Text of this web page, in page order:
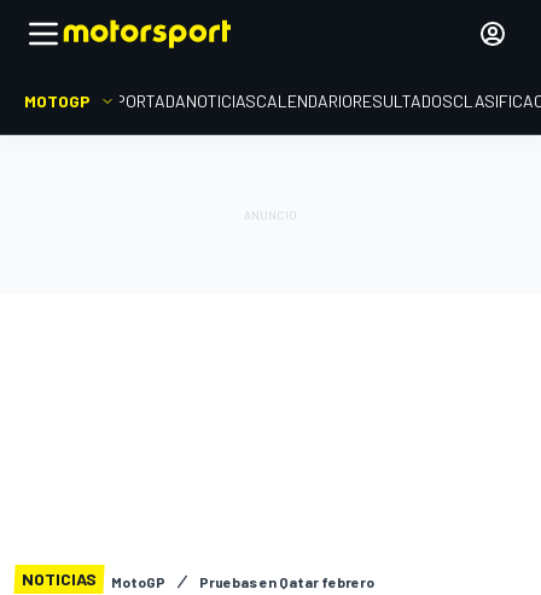
MOTOGP PORTADANOTICIASCALENDARIORESULTADOS
NOTICIAS MotoGP Pruebas en Qatar febrero